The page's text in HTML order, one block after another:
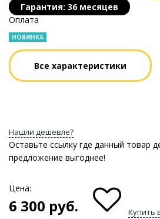
Гарантия: 36 месяцев
Оплата
НОВИНКА
Все характеристики
Нашли дешевле?
Оставьте ссылку где данный товар
предложение выгоднее!
Цена:
6 300 руб. Купить